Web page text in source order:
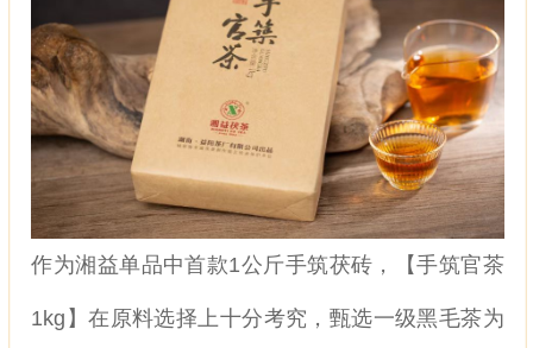
作为湘益单品中首款1公斤手筑茯砖，【手筑官茶
1kg】在原料选择上十分考究，甄选一级黑毛茶为